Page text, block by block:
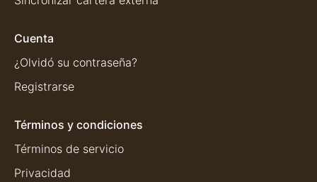
Cuenta
¿Olvidó su contraseña?
Registrarse
Términos y condiciones
Términos de servicio
Privacidad